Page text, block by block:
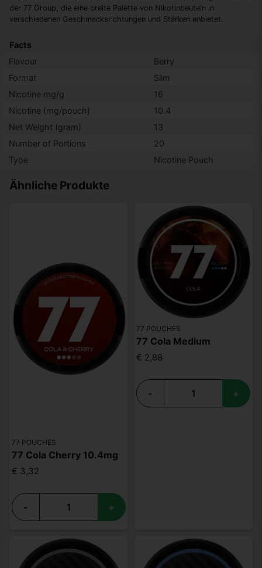
Ähnliche Produkte
77 POUCHES
77 Cola Cherry 10.4mg
€ 3,32
- +
77 POUCHES
77 Cola Medium
€ 2,88
- +
der 77 Group, die eine breite Palette von Nikotinbeuteln in
verschiedenen Geschmacksrichtungen und Stärken anbietet.
Facts
Flavour
Berry
Format
Slim
Nicotine mg/g
16
Nicotine (mg/pouch)
10.4
Net Weight (gram)
13
Number of Portions
20
Type
Nicotine Pouch